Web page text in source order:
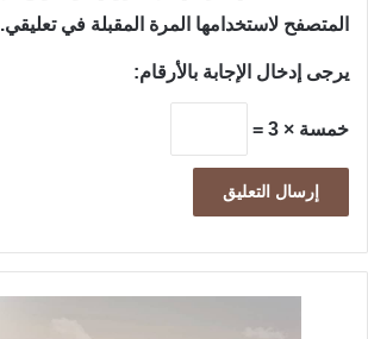
المتصفح لاستخدامها المرة المقبلة في تعليقي.
يرجى إدخال الإجابة بالأرقام:
خمسة × 3 =